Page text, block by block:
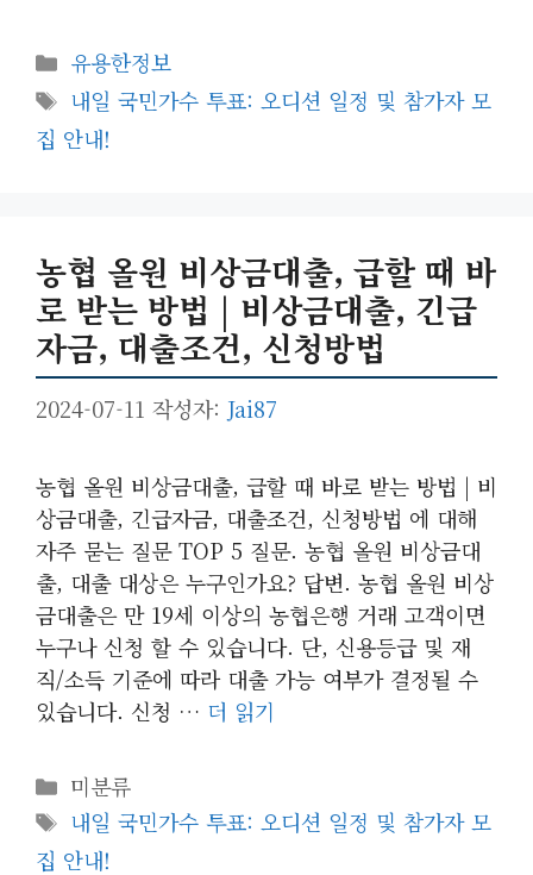
카
테
고
리
유용한정보
태
그
내일 국민가수 투표: 오디션 일정 및 참가자 모
집 안내!
농협 올원 비상금대출, 급할 때 바
로 받는 방법 | 비상금대출, 긴급
자금, 대출조건, 신청방법
2024-07-11 작성자: Jai87
농협 올원 비상금대출, 급할 때 바로 받는 방법 | 비
상금대출, 긴급자금, 대출조건, 신청방법 에 대해
자주 묻는 질문 TOP 5 질문. 농협 올원 비상금대
출, 대출 대상은 누구인가요? 답변. 농협 올원 비상
금대출은 만 19세 이상의 농협은행 거래 고객이면
누구나 신청 할 수 있습니다. 단, 신용등급 및 재
직/소득 기준에 따라 대출 가능 여부가 결정될 수
있습니다. 신청 … 더 읽기
카
테
고
미분류
태
그
내일 국민가수 투표: 오디션 일정 및 참가자 모
집 안내!